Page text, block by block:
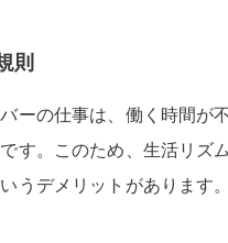
則
ーの仕事は、働く時間が
す。このため、生活リズ
うデメリットがあります。